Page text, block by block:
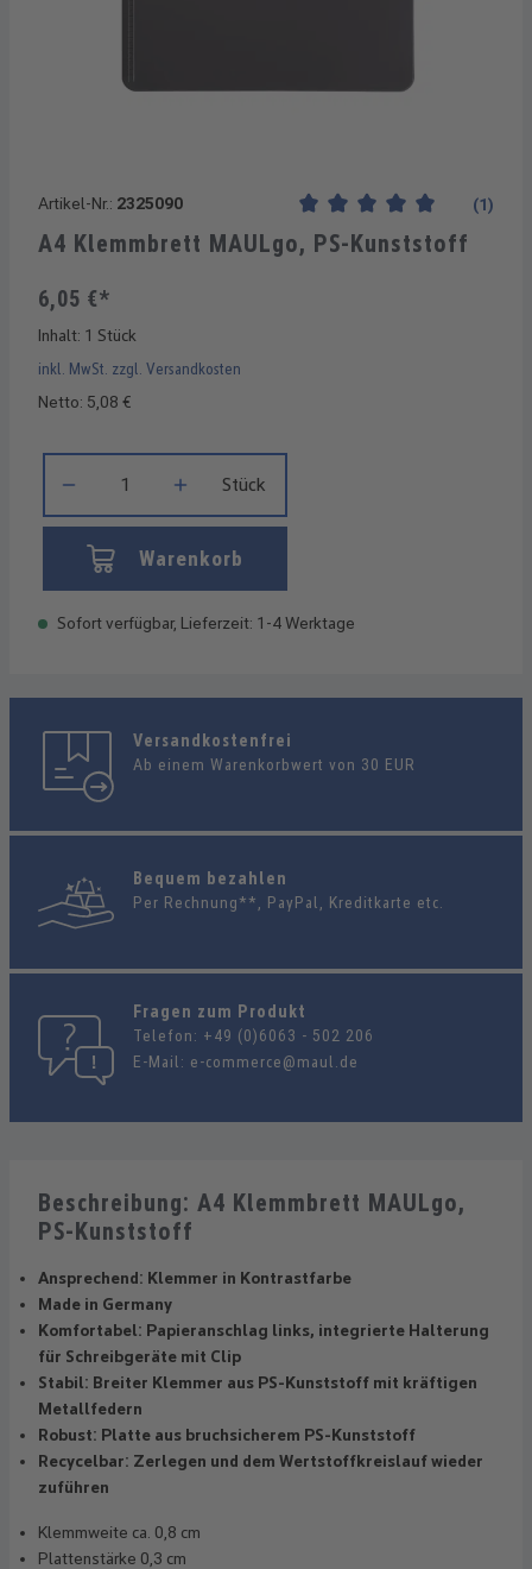
Artikel-Nr.: 2325090
Durchschnittliche
(1)
A4 Klemmbrett MAULgo, PS-Kunststoff
6,05 €*
Inhalt: 1 Stück
inkl. MwSt. zzgl. Versandkosten
Netto: 5,08 €
Stück
Warenkorb
Sofort verfügbar, Lieferzeit: 1-4 Werktage
Versandkostenfrei
Ab einem Warenkorbwert von 30 EUR
Bequem bezahlen
Per Rechnung**, PayPal, Kreditkarte etc.
Fragen zum Produkt
Telefon: +49 (0)6063 - 502 206
E-Mail: e-commerce@maul.de
Beschreibung: A4 Klemmbrett MAULgo,
PS-Kunststoff
Ansprechend: Klemmer in Kontrastfarbe
Made in Germany
Komfortabel: Papieranschlag links, integrierte Halterung
für Schreibgeräte mit Clip
Stabil: Breiter Klemmer aus PS-Kunststoff mit kräftigen
Metallfedern
Robust: Platte aus bruchsicherem PS-Kunststoff
Recycelbar: Zerlegen und dem Wertstoffkreislauf wieder
zuführen
Klemmweite ca. 0,8 cm
Plattenstärke 0,3 cm